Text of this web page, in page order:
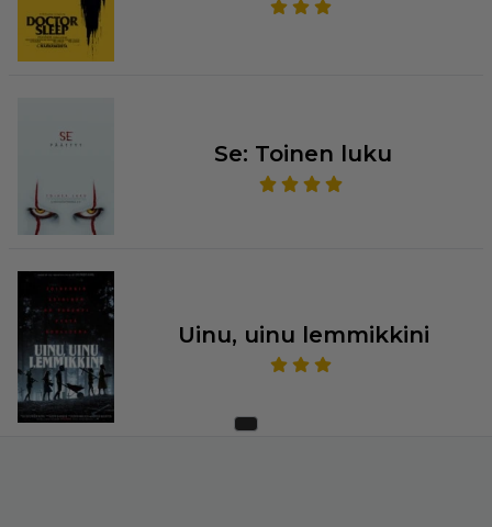
Se: Toinen luku
Uinu, uinu lemmikkini